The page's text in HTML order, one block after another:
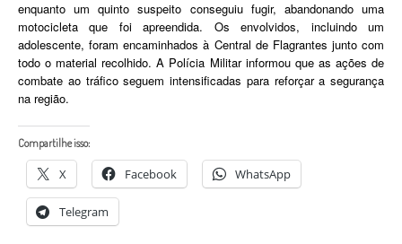
enquanto um quinto suspeito conseguiu fugir, abandonando uma
motocicleta que foi apreendida. Os envolvidos, incluindo um
adolescente, foram encaminhados à Central de Flagrantes junto com
todo o material recolhido. A Polícia Militar informou que as ações de
combate ao tráfico seguem intensificadas para reforçar a segurança
na região.
Compartilhe isso:
X Facebook WhatsApp
Telegram